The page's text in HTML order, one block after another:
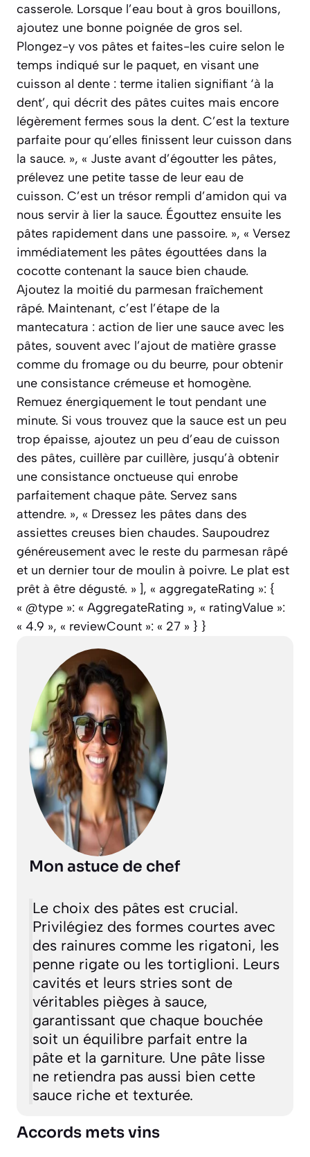
casserole. Lorsque l’eau bout à gros bouillons,
ajoutez une bonne poignée de gros sel.
Plongez-y vos pâtes et faites-les cuire selon le
temps indiqué sur le paquet, en visant une
cuisson al dente : terme italien signifiant ‘à la
dent’, qui décrit des pâtes cuites mais encore
légèrement fermes sous la dent. C’est la texture
parfaite pour qu’elles finissent leur cuisson dans
la sauce. », « Juste avant d’égoutter les pâtes,
prélevez une petite tasse de leur eau de
cuisson. C’est un trésor rempli d’amidon qui va
nous servir à lier la sauce. Égouttez ensuite les
pâtes rapidement dans une passoire. », « Versez
immédiatement les pâtes égouttées dans la
cocotte contenant la sauce bien chaude.
Ajoutez la moitié du parmesan fraîchement
râpé. Maintenant, c’est l’étape de la
mantecatura : action de lier une sauce avec les
pâtes, souvent avec l’ajout de matière grasse
comme du fromage ou du beurre, pour obtenir
une consistance crémeuse et homogène.
Remuez énergiquement le tout pendant une
minute. Si vous trouvez que la sauce est un peu
trop épaisse, ajoutez un peu d’eau de cuisson
des pâtes, cuillère par cuillère, jusqu’à obtenir
une consistance onctueuse qui enrobe
parfaitement chaque pâte. Servez sans
attendre. », « Dressez les pâtes dans des
assiettes creuses bien chaudes. Saupoudrez
généreusement avec le reste du parmesan râpé
et un dernier tour de moulin à poivre. Le plat est
prêt à être dégusté. » ], « aggregateRating »: {
« @type »: « AggregateRating », « ratingValue »:
« 4.9 », « reviewCount »: « 27 » } }
Mon astuce de chef
Le choix des pâtes est crucial.
Privilégiez des formes courtes avec
des rainures comme les rigatoni, les
penne rigate ou les tortiglioni. Leurs
cavités et leurs stries sont de
véritables pièges à sauce,
garantissant que chaque bouchée
soit un équilibre parfait entre la
pâte et la garniture. Une pâte lisse
ne retiendra pas aussi bien cette
sauce riche et texturée.
Accords mets vins